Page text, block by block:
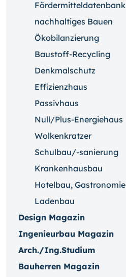
Fördermitteldatenbank
nachhaltiges Bauen
Ökobilanzierung
Baustoff-Recycling
Denkmalschutz
Effizienzhaus
Passivhaus
Null/Plus-Energiehaus
Wolkenkratzer
Schulbau/-sanierung
Krankenhausbau
Hotelbau, Gastronomie
Ladenbau
Design Magazin
Ingenieurbau Magazin
Arch./Ing.Studium
Bauherren Magazin